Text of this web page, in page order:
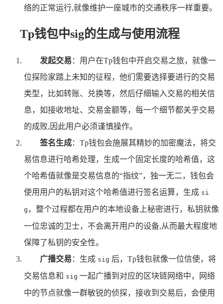
络的正常运行,就像维护一座城市的交通秩序一样重要。
Tp钱包中sig的生成与使用流程
发起交易 ：用户在Tp钱包中开启交易之旅，就像一
位探险家踏上未知的征程，他们需要选择要进行的交易
类型，比如转账、兑换等，然后仔细输入交易的相关信
息，如接收地址、交易金额等，每一个细节都关乎交易
的成败,因此用户必须谨慎操作。
签名生成：Tp钱包会施展其精妙的加密魔法，将交
易信息进行哈希处理，生成一个固定长度的哈希值，这
个哈希值就像是交易信息的“指纹”，独一无二，钱包会
使用用户的私钥对这个哈希值进行签名运算，生成 si
g ，整个过程都在用户的本地设备上秘密进行，私钥就像
一位忠诚的卫士，不会离开用户的设备,从而最大程度地
保障了私钥的安全性。
广播交易 ：生成 sig 后，Tp钱包就像一位信使，将
交易信息和 sig 一起广播到对应的区块链网络中，网络
中的节点就像一群敏锐的侦探，接收到交易后，会使用